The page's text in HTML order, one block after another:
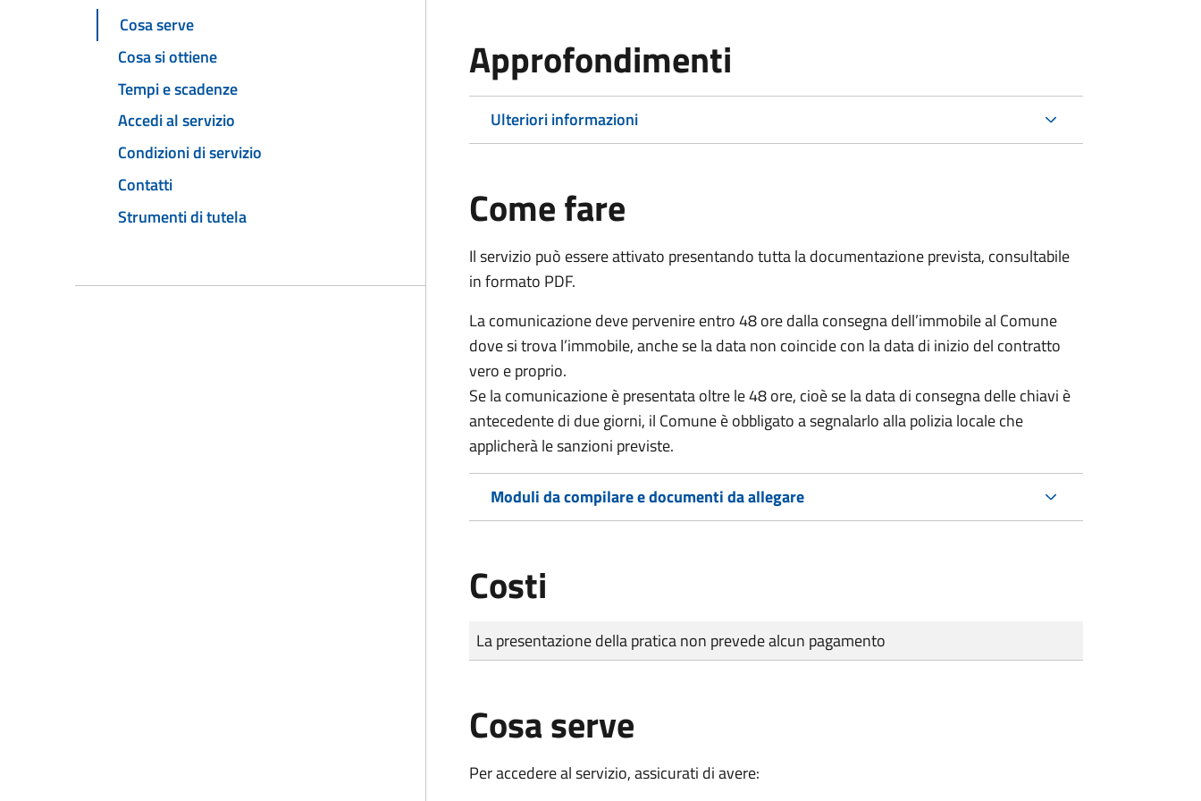
Cosa serve
Cosa si ottiene
Tempi e scadenze
Accedi al servizio
Condizioni di servizio
Contatti
Strumenti di tutela
Approfondimenti
Ulteriori informazioni
Come fare
Il servizio può essere attivato presentando tutta la documentazione prevista, consultabile
in formato PDF.
La comunicazione deve pervenireentro 48 oredalla consegna dell’immobile al Comune
dove si trova l’immobile, anche se la data non coincide con la data di inizio del contratto
vero e proprio.
Se la comunicazione è presentata oltre le 48 ore, cioè se la data di consegna delle chiavi è
antecedente di due giorni, il Comune è obbligato a segnalarlo alla polizia locale che
applicherà le sanzioni previste.
Moduli da compilare e documenti da allegare
Costi
Tipo di pagamento
Importo
La presentazione della pratica non prevede alcun pagamento
Cosa serve
Per accedere al servizio, assicurati di avere: